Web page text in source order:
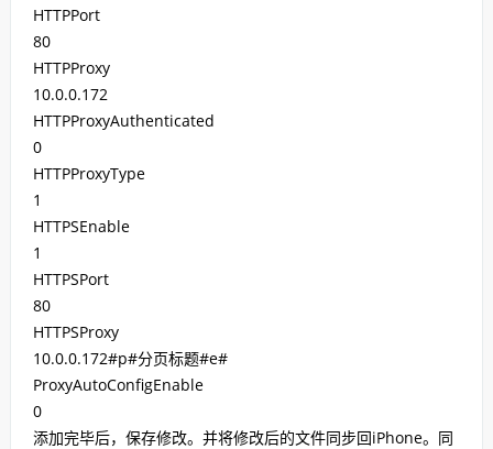
HTTPPort
80
HTTPProxy
10.0.0.172
HTTPProxyAuthenticated
0
HTTPProxyType
1
HTTPSEnable
1
HTTPSPort
80
HTTPSProxy
10.0.0.172#p#分页标题#e#
ProxyAutoConfigEnable
0
添加完毕后，保存修改。并将修改后的文件同步回iPhone。同